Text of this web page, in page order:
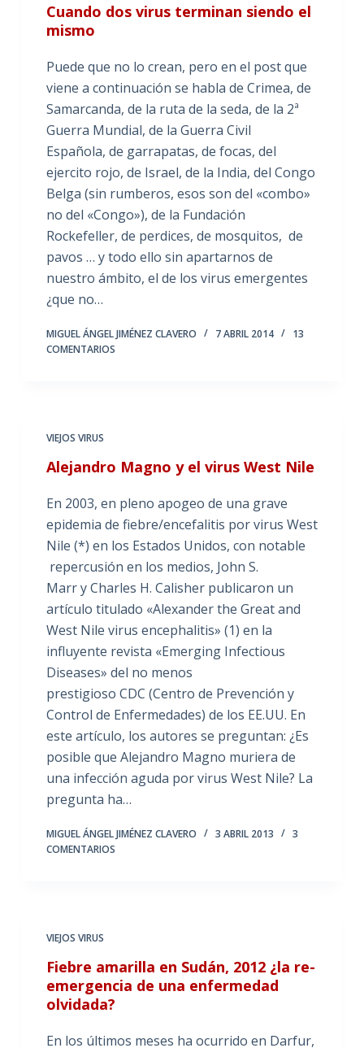
Cuando dos virus terminan siendo el
mismo
Puede que no lo crean, pero en el post que
viene a continuación se habla de Crimea, de
Samarcanda, de la ruta de la seda, de la 2ª
Guerra Mundial, de la Guerra Civil
Española, de garrapatas, de focas, del
ejercito rojo, de Israel, de la India, del Congo
Belga (sin rumberos, esos son del «combo»
no del «Congo»), de la Fundación
Rockefeller, de perdices, de mosquitos, de
pavos … y todo ello sin apartarnos de
nuestro ámbito, el de los virus emergentes
¿que no…
MIGUEL ÁNGEL JIMÉNEZ CLAVERO 7 ABRIL 2014
13
COMENTARIOS
VIEJOS VIRUS
Alejandro Magno y el virus West Nile
En 2003, en pleno apogeo de una grave
epidemia de fiebre/encefalitis por virus West
Nile (*) en los Estados Unidos, con notable
repercusión en los medios, John S.
Marr y Charles H. Calisher publicaron un
artículo titulado «Alexander the Great and
West Nile virus encephalitis» (1) en la
influyente revista «Emerging Infectious
Diseases» del no menos
prestigioso CDC (Centro de Prevención y
Control de Enfermedades) de los EE.UU. En
este artículo, los autores se preguntan: ¿Es
posible que Alejandro Magno muriera de
una infección aguda por virus West Nile? La
pregunta ha…
MIGUEL ÁNGEL JIMÉNEZ CLAVERO 3 ABRIL 2013
3
COMENTARIOS
VIEJOS VIRUS
Fiebre amarilla en Sudán, 2012 ¿la re-
emergencia de una enfermedad
olvidada?
En los últimos meses ha ocurrido en Darfur,